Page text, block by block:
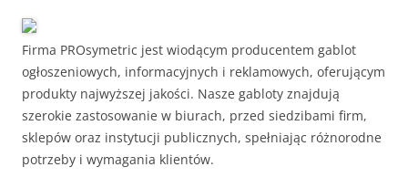
Firma PROsymetric jest wiodącym producentem gablot
ogłoszeniowych, informacyjnych i reklamowych, oferującym
produkty najwyższej jakości. Nasze gabloty znajdują
szerokie zastosowanie w biurach, przed siedzibami firm,
sklepów oraz instytucji publicznych, spełniając różnorodne
potrzeby i wymagania klientów.